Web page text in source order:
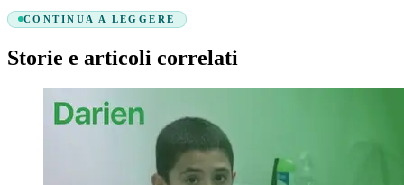
CONTINUA A LEGGERE
Storie e articoli correlati